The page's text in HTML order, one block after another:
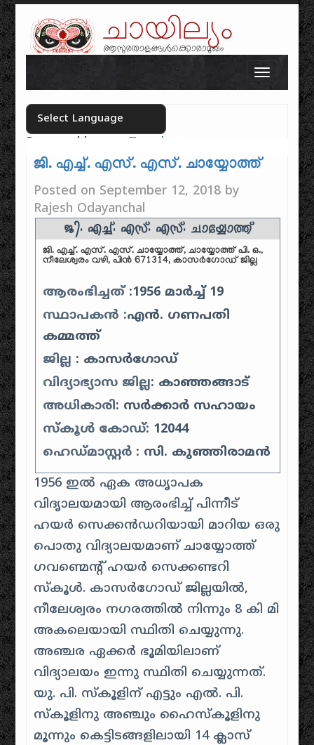
ചായില്യം
ആസുരതാളങ്ങൾക്കൊരാമുഖം
Skip to content
Toggle
Powered by Translate
ജി. എച്ച്. എസ്. എസ്. ചായ്യോത്ത്
Posted on September 12, 2018 by
Rajesh Odayanchal
ജി. എച്ച്. എസ്. എസ്. ചായ്യോത്ത്
ജി. എച്ച്. എസ്. എസ്. ചായ്യോത്ത്, ചായ്യോത്ത് പി. ഒ.,
നീലേശ്വരം വഴി, പിൻ 671314, കാസർഗോഡ് ജില്ല
ആരംഭിച്ചത് :1956 മാർച്ച് 19
സ്ഥാപകൻ :എൻ. ഗണപതി
കമ്മത്ത്
ജില്ല : കാസർഗോഡ്
വിദ്യാഭ്യാസ ജില്ല: കാഞ്ഞങ്ങാട്
അധികാരി: സർക്കാർ സഹായം
സ്കൂൾ കോഡ്: 12044
ഹെഡ്മാസ്റ്റർ : സി. കുഞ്ഞിരാമൻ
1956 ഇൽ ഏക അധൃാപക
വിദൃാലയമായി ആരംഭിച്ച് പിന്നീട്
ഹയർ സെക്കൻഡറിയായി മാറിയ ഒരു
പൊതു വിദ്യാലയമാണ് ചായ്യോത്ത്
ഗവണ്മെന്റ് ഹയർ സെക്കണ്ടറി
സ്കൂൾ. കാസർഗോഡ് ജില്ലയിൽ,
നീലേശ്വരം നഗരത്തിൽ നിന്നും 8 കി മി
അകലെയായി സ്ഥിതി ചെയ്യുന്നു.
അഞ്ചര ഏക്കർ ഭൂമിയിലാണ്
വിദ്യാലയം ഇന്നു സ്ഥിതി ചെയ്യുന്നത്.
യു. പി. സ്കൂളിന് എട്ടും എൽ. പി.
സ്കൂളിനു അഞ്ചും ഹൈസ്കൂളിനു
മൂന്നും കെട്ടിടങ്ങളിലായി 14 ക്ലാസ്